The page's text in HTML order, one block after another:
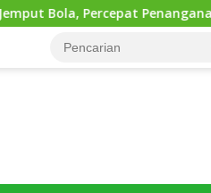
Penanganan Infrastruktur